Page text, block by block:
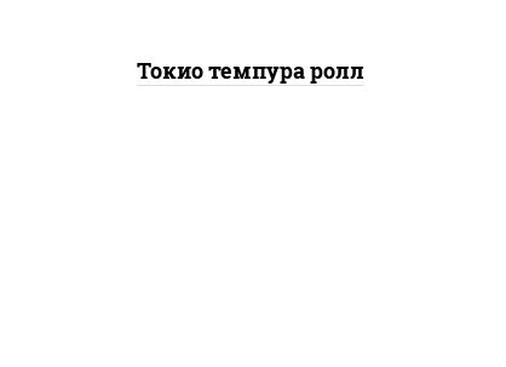
Токио темпура ролл